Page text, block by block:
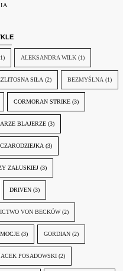
ALEKSANDRA WILK (1)
SIŁA (2) BEZMYŚLNA (1)
CORMORAN STRIKE (3)
BLAJERZE (3)
CZARODZIEJKA (3)
ZAŁUSKIEJ (3)
DRIVEN (3)
VON BECKÓW (2)
(3) GORDIAN (2)
POSADOWSKI (2)